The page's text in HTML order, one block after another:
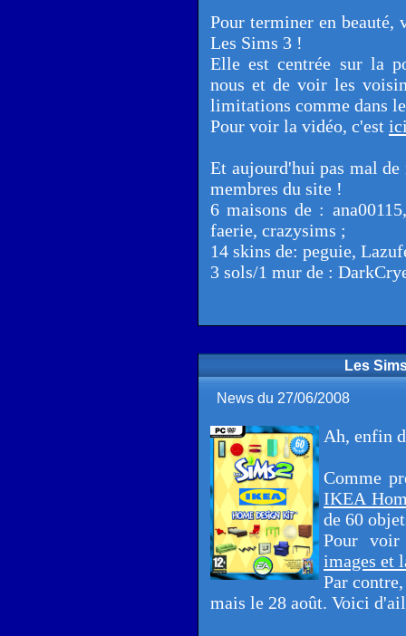
Pour terminer en
Les Sims 3 !
Elle est centrée sur la
nous et de voir les
limitations comme dans
Pour voir la vidéo, c'est
Et aujourd'hui pas mal de
membres du site !
6 maisons de :
faerie, crazysims ;
14 skins de: peguie,
3 sols/1 mur de :
Les
News du 27/06/2008
Ah, enfin
Comme
IKEA
de 60
Pour
images et
Par
mais le 28 août. Voici